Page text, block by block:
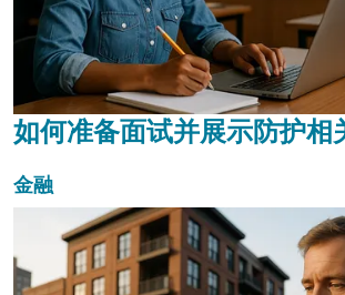
如何准备面试并展示防护相
金融